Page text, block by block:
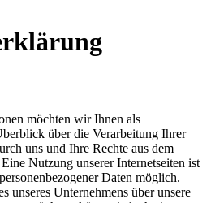
möchten wir Ihnen als
über die Verarbeitung Ihrer
uns und Ihre Rechte aus dem
Nutzung unserer Internetseiten ist
Daten möglich.
unseres Unternehmens über unsere